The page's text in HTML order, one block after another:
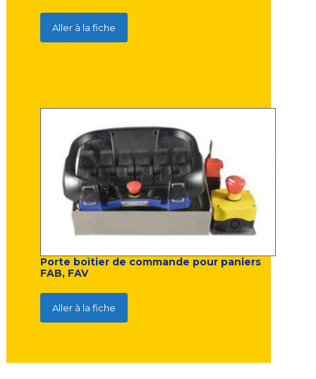
Aller à la fiche
Porte boìtier de commande pour paniers
FAB, FAV
Aller à la fiche